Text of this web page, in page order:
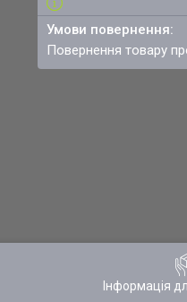
повернення товару
Інформація